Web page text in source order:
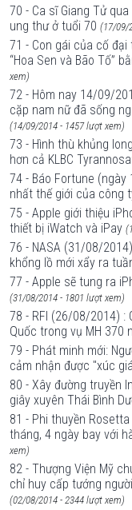
70 - Ca sĩ Giang Tử
ung thư ở tuổi 70 (17/09/
71 - Con gái của cố
“Hoa Sen và Bão Tố”
xem)
72 - Hôm nay 14/09/
cặp nam nữ đã sống
(14/09/2014 - 1457 lượt xem)
73 - Hình thù khủng
hơn cả KLBC
74 - Báo Fortune
nhất thế giới của công
75 - Apple giới thiệu
thiết bị iWatch và iPay
76 - NASA (31/08/
khổng lồ mới xẩy ra
77 - Apple sẽ tung ra
(31/08/2014 - 1801 lượt xem)
78 - RFI (26/08/2014) :
Quốc trong vụ MH 370
79 - Phát minh mới:
cảm nhận được "xúc
80 - Xây đường truyền
giây xuyên Thái Bình
81 - Phi thuyền
tháng, 4 ngày bay với
xem)
82 - Thượng Viện Mỹ
chỉ huy cấp tướng
(02/08/2014 - 2344 lượt xem)